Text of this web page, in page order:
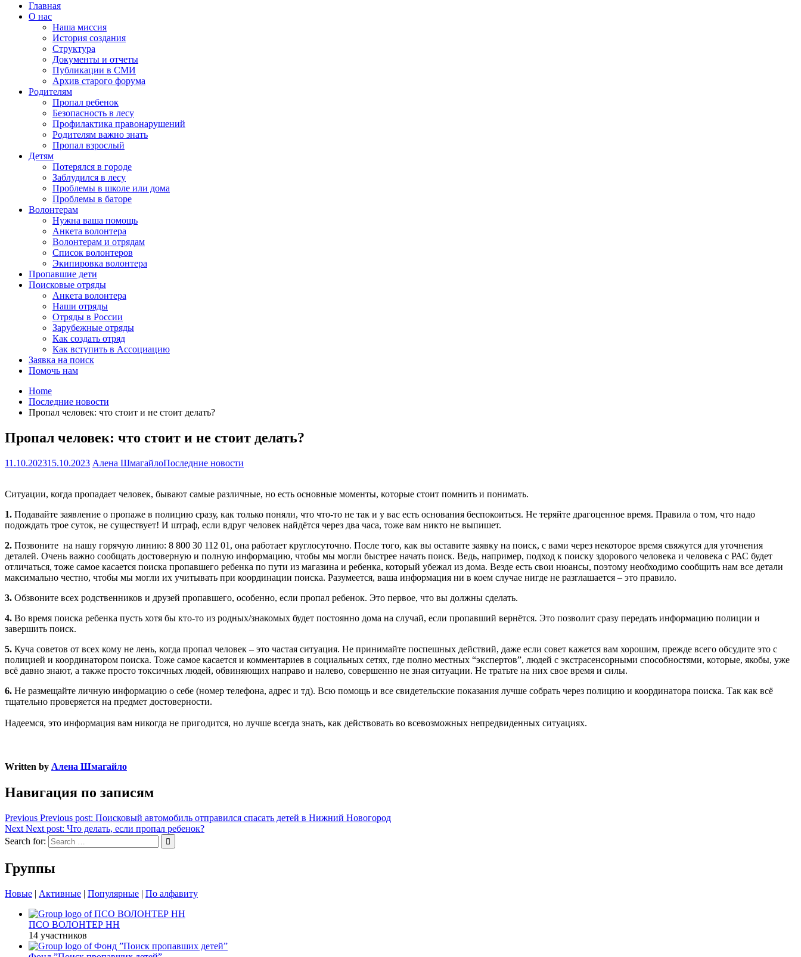
Главная
О нас
Наша миссия
История создания
Структура
Документы и отчеты
Публикации в СМИ
Архив старого форума
Родителям
Пропал ребенок
Безопасность в лесу
Профилактика правонарушений
Родителям важно знать
Пропал взрослый
Детям
Потерялся в городе
Заблудился в лесу
Проблемы в школе или дома
Проблемы в баторе
Волонтерам
Нужна ваша помощь
Анкета волонтера
Волонтерам и отрядам
Список волонтеров
Экипировка волонтера
Пропавшие дети
Поисковые отряды
Анкета волонтера
Наши отряды
Отряды в России
Зарубежные отряды
Как создать отряд
Как вступить в Ассоциацию
Заявка на поиск
Помочь нам
Home
Последние новости
Пропал человек: что стоит и не стоит делать?
Пропал человек: что стоит и не стоит делать?
11.10.202315.10.2023 Алена ШмагайлоПоследние новости
Ситуации, когда пропадает человек, бывают самые различные, но есть основные моменты, которые стоит помнить и понимать.
1. Подавайте заявление о пропаже в полицию сразу, как только поняли, что что-то не так и у вас есть основания беспокоиться. Не теряйте драгоценное время. Правила о том, что надо
подождать трое суток, не существует! И штраф, если вдруг человек найдётся через два часа, тоже вам никто не выпишет.
2. Позвоните на нашу горячую линию: 8 800 30 112 01, она работает круглосуточно. После того, как вы оставите заявку на поиск, с вами через некоторое время свяжутся для уточнения
деталей. Очень важно сообщать достоверную и полную информацию, чтобы мы могли быстрее начать поиск. Ведь, например, подход к поиску здорового человека и человека с РАС будет
отличаться, тоже самое касается поиска пропавшего ребенка по пути из магазина и ребенка, который убежал из дома. Везде есть свои нюансы, поэтому необходимо сообщить нам все детали
максимально честно, чтобы мы могли их учитывать при координации поиска. Разумеется, ваша информация ни в коем случае нигде не разглашается – это правило.
3. Обзвоните всех родственников и друзей пропавшего, особенно, если пропал ребенок. Это первое, что вы должны сделать.
4. Во время поиска ребенка пусть хотя бы кто-то из родных/знакомых будет постоянно дома на случай, если пропавший вернётся. Это позволит сразу передать информацию полиции и
завершить поиск.
5. Куча советов от всех кому не лень, когда пропал человек – это частая ситуация. Не принимайте поспешных действий, даже если совет кажется вам хорошим, прежде всего обсудите это с
полицией и координатором поиска. Тоже самое касается и комментариев в социальных сетях, где полно местных “экспертов”, людей с экстрасенсорными способностями, которые, якобы, уже
всё давно знают, а также просто токсичных людей, обвиняющих направо и налево, совершенно не зная ситуации. Не тратьте на них свое время и силы.
6. Не размещайте личную информацию о себе (номер телефона, адрес и тд). Всю помощь и все свидетельские показания лучше собрать через полицию и координатора поиска. Так как всё
тщательно проверяется на предмет достоверности.
Надеемся, это информация вам никогда не пригодится, но лучше всегда знать, как действовать во всевозможных непредвиденных ситуациях.
Written by Алена Шмагайло
Навигация по записям
Previous Previous post: Поисковый автомобиль отправился спасать детей в Нижний Новогород
Next Next post: Что делать, если пропал ребенок?
Search for:
Группы
Новые | Активные | Популярные | По алфавиту
ПСО ВОЛОНТЕР НН
14 участников